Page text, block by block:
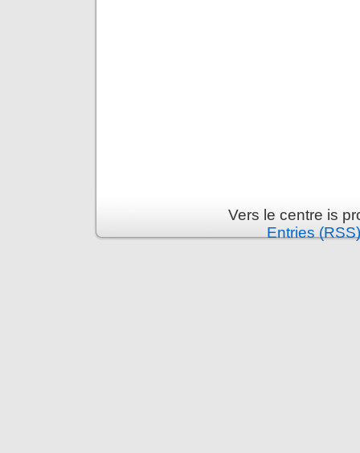
Vers le centre is
Entries (RSS)